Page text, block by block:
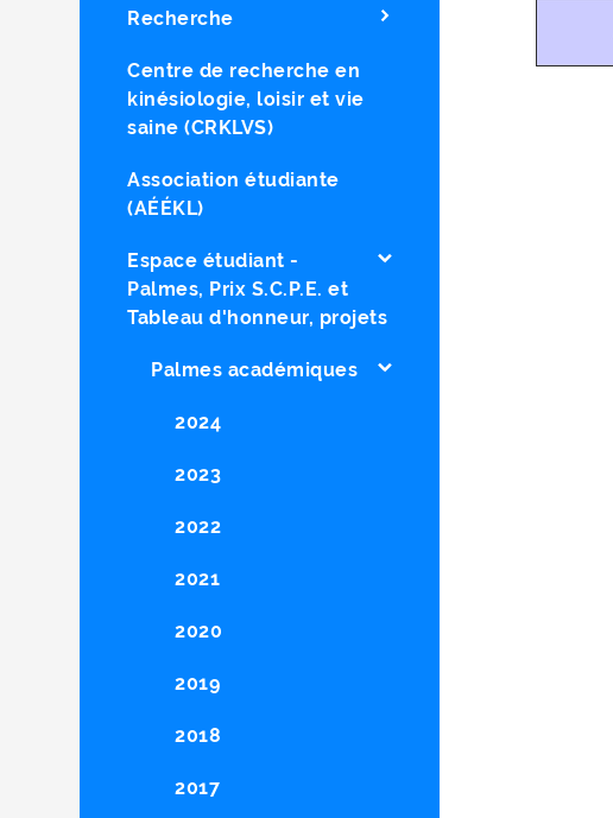
Recherche
Centre de recherche en
kinésiologie, loisir et vie
saine (CRKLVS)
Association étudiante
(AÉÉKL)
Espace étudiant -
Palmes, Prix S.C.P.E. et
Tableau d'honneur, projets
Palmes académiques
2024
2023
2022
2021
2020
2019
2018
2017